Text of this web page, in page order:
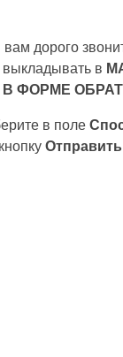
вам дорого
выкладывать в
ФОРМЕ
в поле
Отправить